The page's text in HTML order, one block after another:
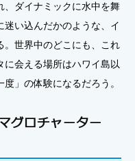
、ダイナミックに水中を舞
迷い込んだかのような、イ
。世界中のどこにも、これ
に会える場所はハワイ島以
」の体験になるだろう。
グロチャーター